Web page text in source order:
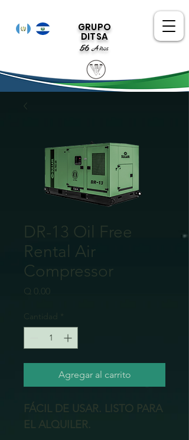
GRUPO
DITSA
56Años
DR-13 Oil Free
Rental Air
Compressor
Q 0.00Precio
Cantidad *
Agregar al carrito
FÁCIL DE USAR. LISTO PARA
EL ALQUILER.